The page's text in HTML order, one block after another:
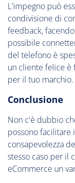
L'impegno può
condivisione di
feedback,
possibile
del telefono è
un cliente felice
per il tuo marchio.
Conclusione
Non c'è dubbio
possono facilitare
consapevolezza
stesso caso per il
eCommerce un